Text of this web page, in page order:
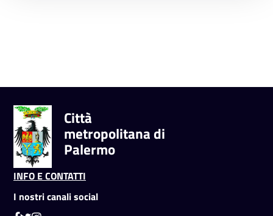
Città
metropolitana di
Palermo
INFO E CONTATTI
I nostri canali social